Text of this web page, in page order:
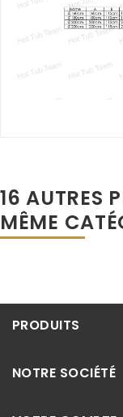
16 AUTRES
MÊME
PRODUITS
NOTRE SOCIÉTÉ